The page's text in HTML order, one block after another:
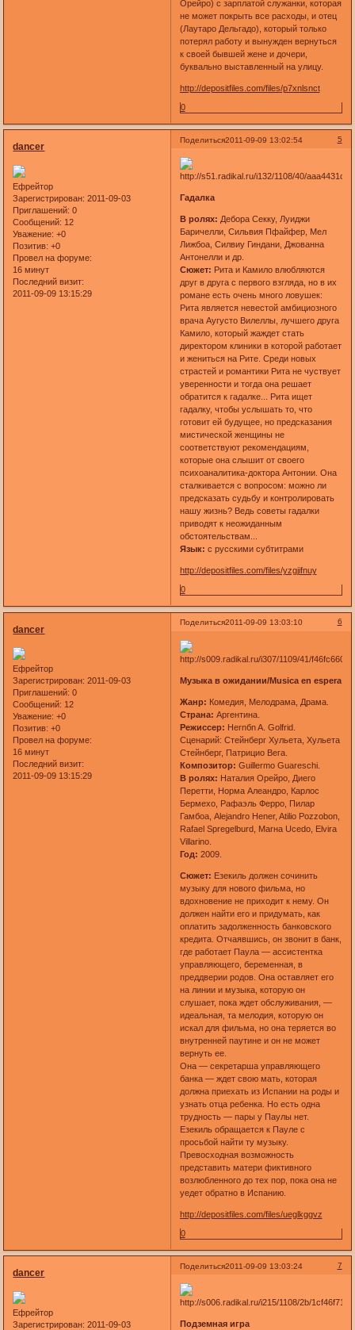
Орейро) с зарплатой служанки, которая
не может покрыть все расходы, и отец
(Лаутаро Дельгадо), который только
потерял работу и вынужден вернуться
к своей бывшей жене и дочери,
буквально выставленный на улицу.
http://depositfiles.com/files/p7xnlsnct
0
Поделиться 5
2011-09-09 13:02:54
dancer
Ефрейтор
Зарегистрирован: 2011-09-03
Приглашений: 0
Сообщений: 12
Уважение: +0
Позитив: +0
Провел на форуме:
16 минут
Последний визит:
2011-09-09 13:15:29
Гадалка
В ролях: Дебора Секку, Луиджи
Баричелли, Сильвия Пфайфер, Мел
Лижбоа, Силвиу Гиндани, Джованна
Антонелли и др.
Сюжет: Рита и Камило влюбляются
друг в друга с первого взгляда, но в их
романе есть очень много ловушек:
Рита является невестой амбициозного
врача Аугусто Вилеллы, лучшего друга
Камило, который жаждет стать
директором клиники в которой работает
и жениться на Рите. Среди новых
страстей и романтики Рита не чуствует
уверенности и тогда она решает
обратится к гадалке... Рита ищет
гадалку, чтобы услышать то, что
готовит ей будущее, но предсказания
мистической женщины не
соответствуют рекомендациям,
которые она слышит от своего
психоаналитика-доктора Антонии. Она
сталкивается с вопросом: можно ли
предсказать судьбу и контролировать
нашу жизнь? Ведь советы гадалки
приводят к неожиданным
обстоятельствам...
Язык: с русскими субтитрами
http://depositfiles.com/files/yzgjifnuy
0
Поделиться 6
2011-09-09 13:03:10
dancer
Ефрейтор
Зарегистрирован: 2011-09-03
Приглашений: 0
Сообщений: 12
Уважение: +0
Позитив: +0
Провел на форуме:
16 минут
Последний визит:
2011-09-09 13:15:29
Музыка в ожидании/Musica en espera
Жанр: Комедия, Мелодрама, Драма.
Страна: Аргентина.
Режиссер: Hernбn A. Golfrid.
Сценарий: Стейнберг Хульета, Хульета
Стейнберг, Патрицио Вега.
Композитор: Guillermo Guareschi.
В ролях: Наталия Орейро, Диего
Перетти, Норма Алеандро, Карлос
Бермехо, Рафаэль Ферро, Пилар
Гамбоа, Alejandro Hener, Atilio Pozzobon,
Rafael Spregelburd, Marнa Ucedo, Elvira
Villarino.
Год: 2009.
Сюжет: Езекиль должен сочинить
музыку для нового фильма, но
вдохновение не приходит к нему. Он
должен найти его и придумать, как
оплатить задолженность банковского
кредита. Отчаявшись, он звонит в банк,
где работает Паула — ассистентка
управляющего, беременная, в
преддверии родов. Она оставляет его
на линии и музыка, которую он
слушает, пока ждет обслуживания, —
идеальная, та мелодия, которую он
искал для фильма, но она теряется во
внутренней паутине и он не может
вернуть ее.
Она — секретарша управляющего
банка — ждет свою мать, которая
должна приехать из Испании на роды и
узнать отца ребенка. Но есть одна
трудность — пары у Паулы нет.
Езекиль обращается к Пауле с
просьбой найти ту музыку.
Превосходная возможность
представить матери фиктивного
возлюбленного до тех пор, пока она не
уедет обратно в Испанию.
http://depositfiles.com/files/ueglkggvz
0
Поделиться 7
2011-09-09 13:03:24
dancer
Ефрейтор
Зарегистрирован: 2011-09-03
Подземная игра